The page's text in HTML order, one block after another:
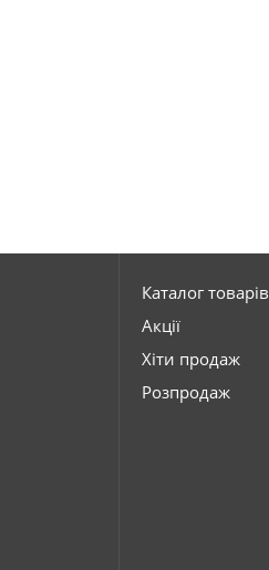
Каталог товарів
Акції
Хіти продаж
Розпродаж